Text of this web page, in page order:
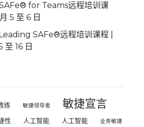
for Teams远程培训课
5 至 6 日
SAFe®远程培训课程 |
至 16 日
练 敏捷领导者 敏捷宣言
性 人工智能 人工智能
业务敏捷